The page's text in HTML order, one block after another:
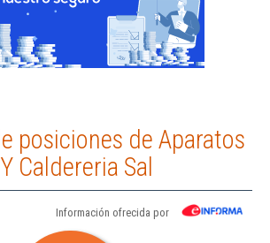
posiciones de Aparatos
Caldereria Sal
Información ofrecida por